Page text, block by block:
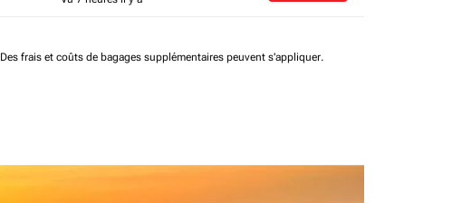
Des frais et coûts de bagages supplémentaires peuvent s'appliquer.